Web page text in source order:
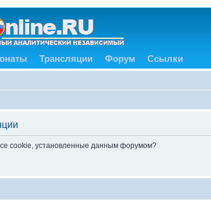
Трансляции Форум Ссылки
cookie, установленные данным форумом?